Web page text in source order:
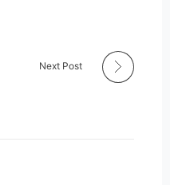
Next Post